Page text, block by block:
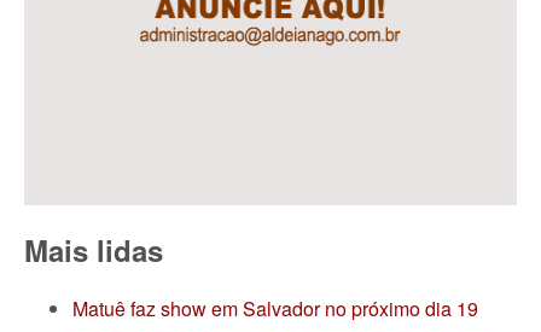
Mais lidas
Matuê faz show em Salvador no próximo dia 19